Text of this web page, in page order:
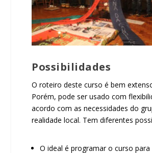
Possibilidades
O roteiro deste curso é bem
Porém, pode ser usado com
acordo com as necessidades do
realidade local. Tem diferentes
O ideal é programar o curso